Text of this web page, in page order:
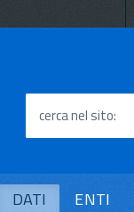
cerca nel sito
DATI ENTI